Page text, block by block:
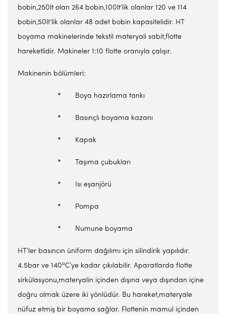
bobin,250lt olan 264 bobin,100lt’lik olanlar 120 ve 114
bobin,50lt’lik olanlar 48 adet bobin kapasitelidir. HT
boyama makinelerinde tekstil materyali sabit,flotte
hareketlidir. Makineler 1:10 flotte oranıyla çalışır.
Makinenin bölümleri:
* Boya hazırlama tankı
* Basınçlı boyama kazanı
* Kapak
* Taşıma çubukları
* Isı eşanjörü
* Pompa
* Numune boyama
HT’ler basıncın üniform dağılımı için silindirik yapılıdır.
4.5bar ve 140oC’ye kadar çıkılabilir. Aparatlarda flotte
sirkülasyonu,materyalin içinden dışına veya dışından içine
doğru olmak üzere iki yönlüdür. Bu hareket,materyale
nüfuz etmiş bir boyama sağlar. Flottenin mamul içinden